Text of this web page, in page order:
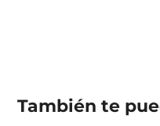
También te